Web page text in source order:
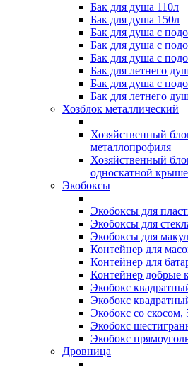
Бак для душа 110л
Бак для душа 150л
Бак для душа с
Бак для душа с
Бак для душа с
Бак для летнего
Бак для душа с
Бак для летнего
Хозблок металлический
Хозяйственный
металлопрофиля
Хозяйственный
односкатной
Экобоксы
Экобоксы для
Экобоксы для
Экобоксы для
Контейнер для
Контейнер для
Контейнер добрые
Экобокс
Экобокс
Экобокс со скосом,
Экобокс
Экобокс
Дровница